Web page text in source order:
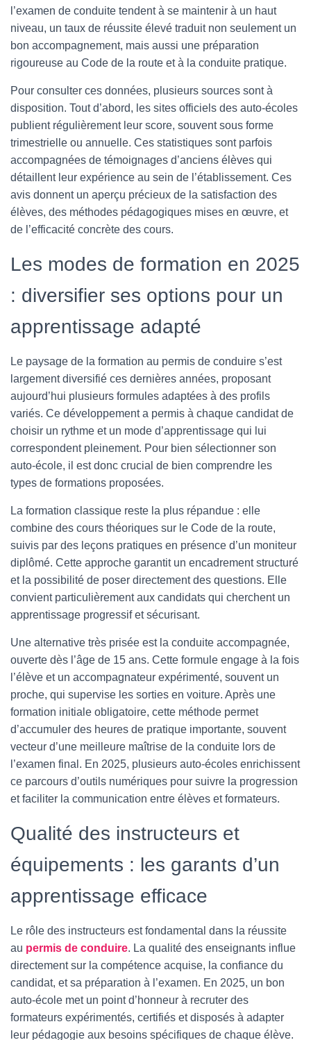
l’examen de conduite tendent à se maintenir à un haut
niveau, un taux de réussite élevé traduit non seulement un
bon accompagnement, mais aussi une préparation
rigoureuse au Code de la route et à la conduite pratique.
Pour consulter ces données, plusieurs sources sont à
disposition. Tout d’abord, les sites officiels des auto-écoles
publient régulièrement leur score, souvent sous forme
trimestrielle ou annuelle. Ces statistiques sont parfois
accompagnées de témoignages d’anciens élèves qui
détaillent leur expérience au sein de l’établissement. Ces
avis donnent un aperçu précieux de la satisfaction des
élèves, des méthodes pédagogiques mises en œuvre, et
de l’efficacité concrète des cours.
Les modes de formation en 2025
: diversifier ses options pour un
apprentissage adapté
Le paysage de la formation au permis de conduire s’est
largement diversifié ces dernières années, proposant
aujourd’hui plusieurs formules adaptées à des profils
variés. Ce développement a permis à chaque candidat de
choisir un rythme et un mode d’apprentissage qui lui
correspondent pleinement. Pour bien sélectionner son
auto-école, il est donc crucial de bien comprendre les
types de formations proposées.
La formation classique reste la plus répandue : elle
combine des cours théoriques sur le Code de la route,
suivis par des leçons pratiques en présence d’un moniteur
diplômé. Cette approche garantit un encadrement structuré
et la possibilité de poser directement des questions. Elle
convient particulièrement aux candidats qui cherchent un
apprentissage progressif et sécurisant.
Une alternative très prisée est la conduite accompagnée,
ouverte dès l’âge de 15 ans. Cette formule engage à la fois
l’élève et un accompagnateur expérimenté, souvent un
proche, qui supervise les sorties en voiture. Après une
formation initiale obligatoire, cette méthode permet
d’accumuler des heures de pratique importante, souvent
vecteur d’une meilleure maîtrise de la conduite lors de
l’examen final. En 2025, plusieurs auto-écoles enrichissent
ce parcours d’outils numériques pour suivre la progression
et faciliter la communication entre élèves et formateurs.
Qualité des instructeurs et
équipements : les garants d’un
apprentissage efficace
Le rôle des instructeurs est fondamental dans la réussite
au permis de conduire. La qualité des enseignants influe
directement sur la compétence acquise, la confiance du
candidat, et sa préparation à l’examen. En 2025, un bon
auto-école met un point d’honneur à recruter des
formateurs expérimentés, certifiés et disposés à adapter
leur pédagogie aux besoins spécifiques de chaque élève.